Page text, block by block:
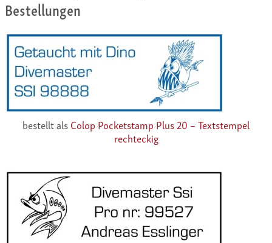
Bestellungen
bestellt alsColop Pocketstamp Plus 20 – Textstempel
rechteckig